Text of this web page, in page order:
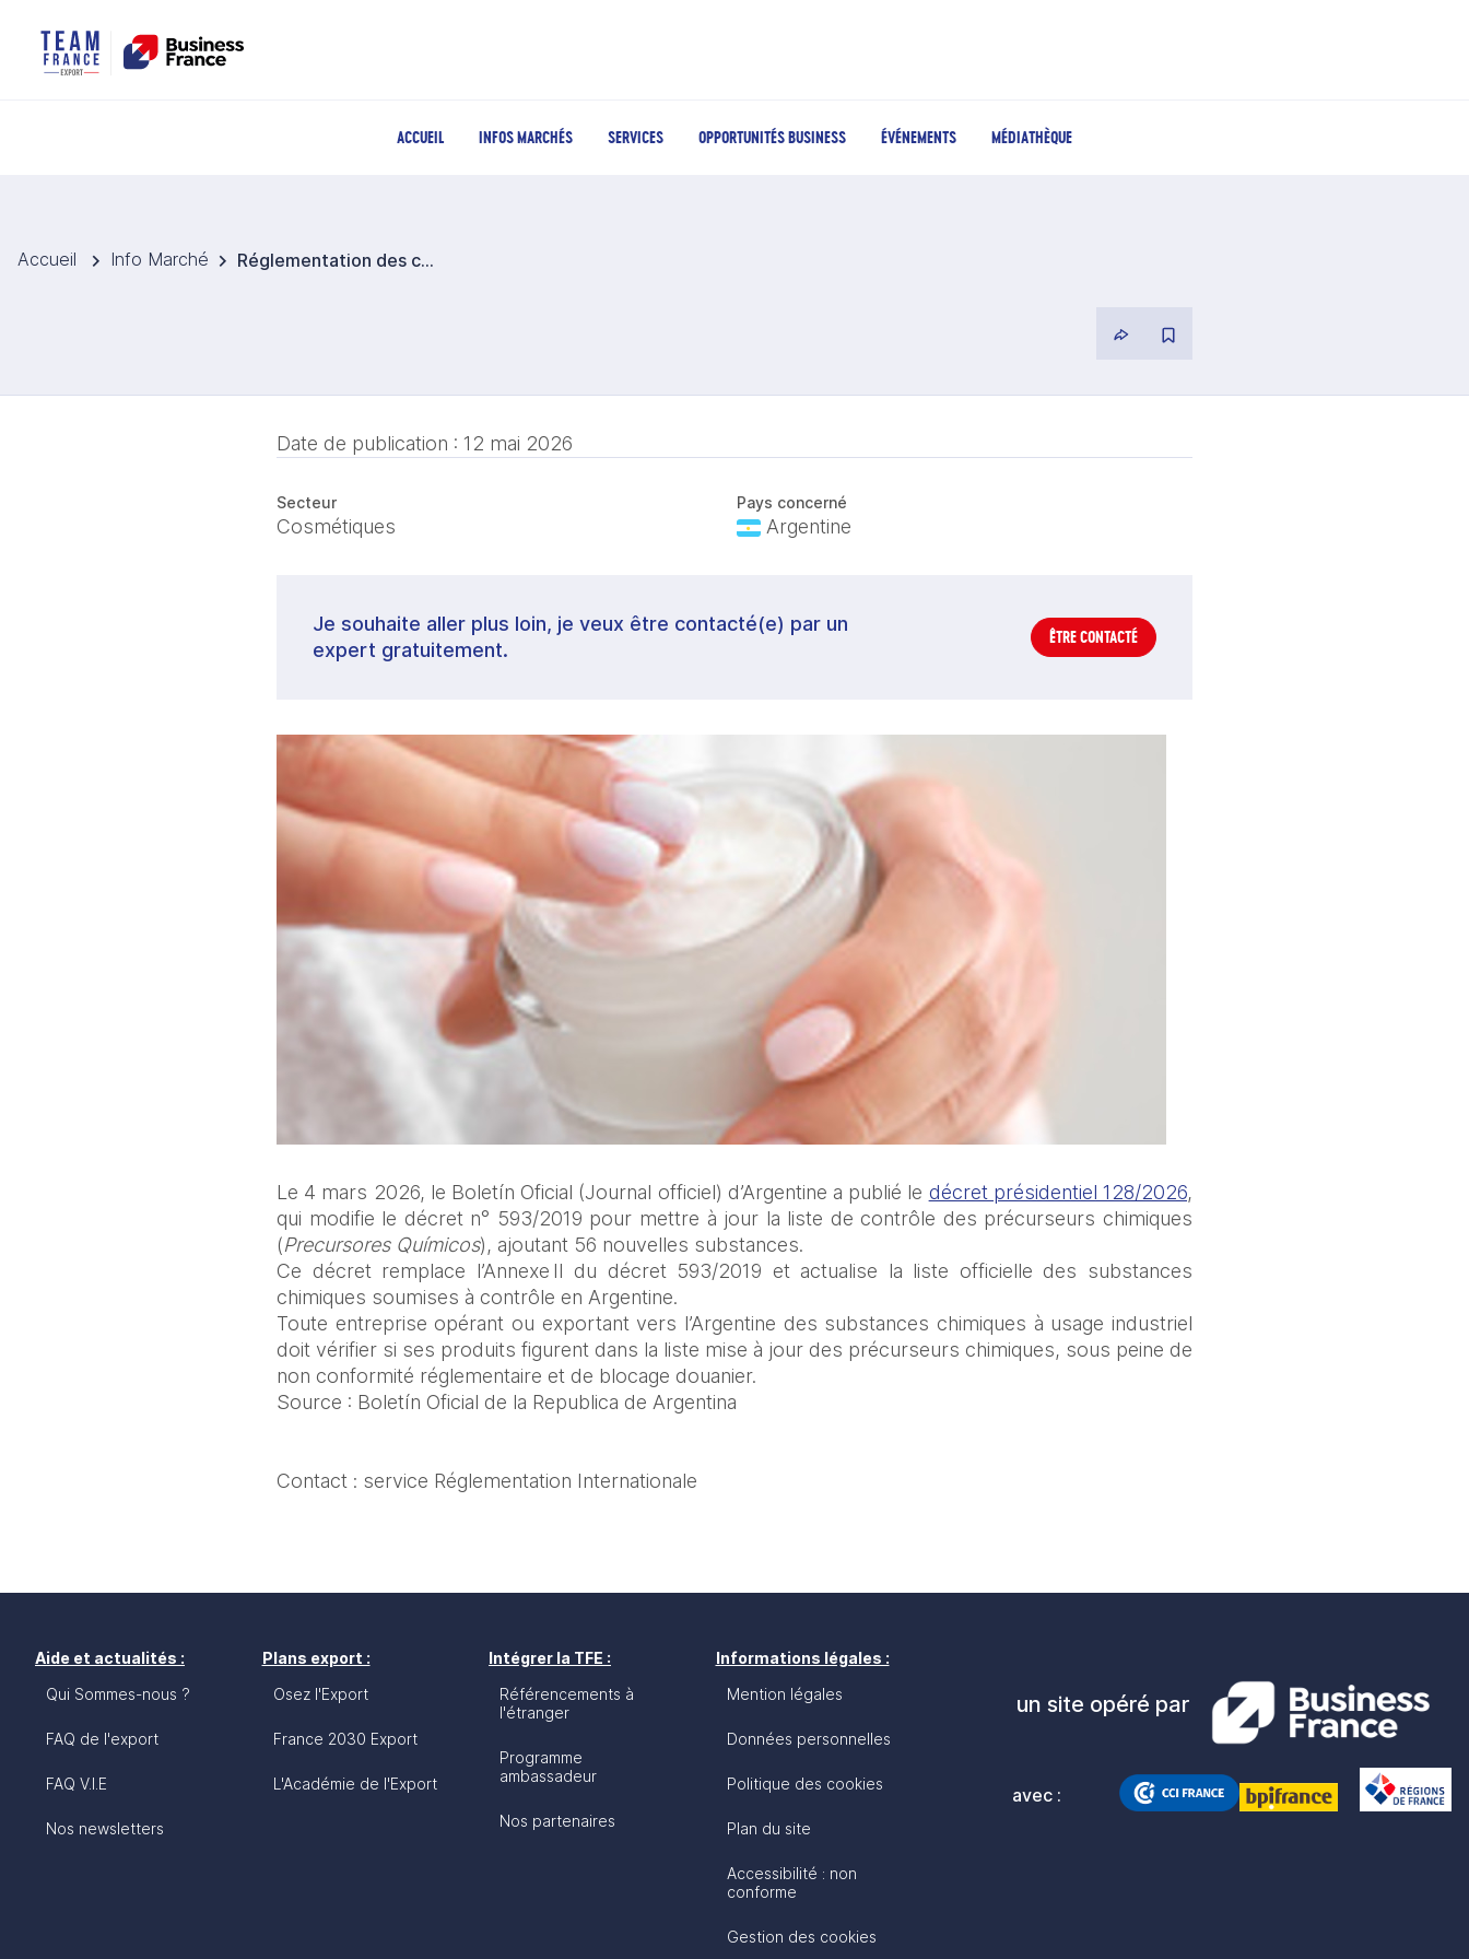
ACCUEIL INFOS MARCHÉS SERVICES OPPORTUNITÉS BUSINESS ÉVÉNEMENTS MÉDIATHÈQUE
Accueil Info Marché Réglementation des cosmétiques
Date de publication : 12 mai 2026
Secteur
Cosmétiques
Pays concerné
Argentine
Je souhaite aller plus loin, je veux être contacté(e) par un
expert gratuitement.
ÊTRE CONTACTÉ
Le 4 mars 2026, le Boletín Oficial (Journal officiel) d’Argentine a publié le décret présidentiel 128/2026,
qui modifie le décret n° 593/2019 pour mettre à jour la liste de contrôle des précurseurs chimiques
(Precursores Químicos), ajoutant 56 nouvelles substances.
Ce décret remplace l’Annexe II du décret 593/2019 et actualise la liste officielle des substances
chimiques soumises à contrôle en Argentine.
Toute entreprise opérant ou exportant vers l’Argentine des substances chimiques à usage industriel
doit vérifier si ses produits figurent dans la liste mise à jour des précurseurs chimiques, sous peine de
non conformité réglementaire et de blocage douanier.
Source : Boletín Oficial de la Republica de Argentina
Contact : service Réglementation Internationale
Aide et actualités :
Qui Sommes-nous ?
FAQ de l'export
FAQ V.I.E
Nos newsletters
Plans export :
Osez l'Export
France 2030 Export
L'Académie de l'Export
Intégrer la TFE :
Référencements à
l'étranger
Programme
ambassadeur
Nos partenaires
Informations légales :
Mention légales
Données personnelles
Politique des cookies
Plan du site
Accessibilité : non
conforme
Gestion des cookies
un site opéré par
avec :